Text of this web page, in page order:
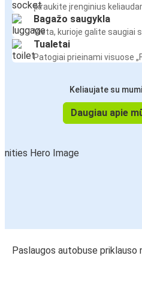
Įkraukite įrenginius
Bagažo saugykla
Vieta, kurioje galite saugiai
Tualetai
Patogiai prieinami visuose
Keliaujate su
Daugiau apie
Paslaugos autobuse priklauso